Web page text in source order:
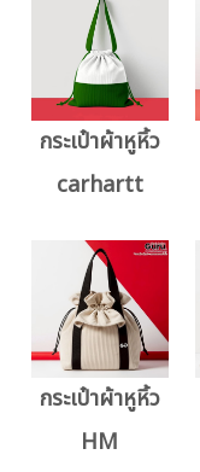
กระเป๋าผ้าหูหิ้ว
carhartt
กระเป๋าผ้าหูหิ้ว
HM